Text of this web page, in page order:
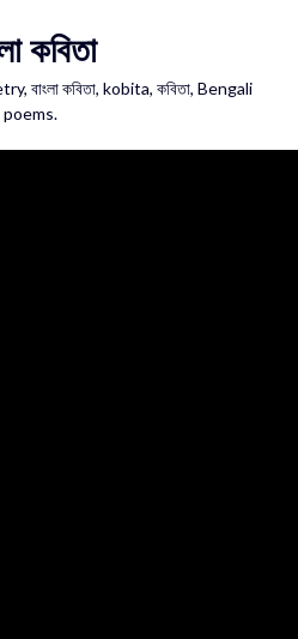
কবিতা
বাংলা কবিতা, kobita, কবিতা, Bengali
poems.